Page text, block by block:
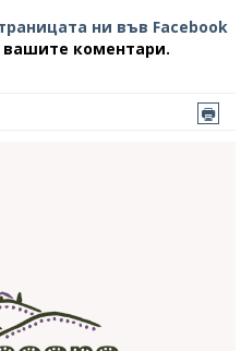
ни във Facebook
коментари.